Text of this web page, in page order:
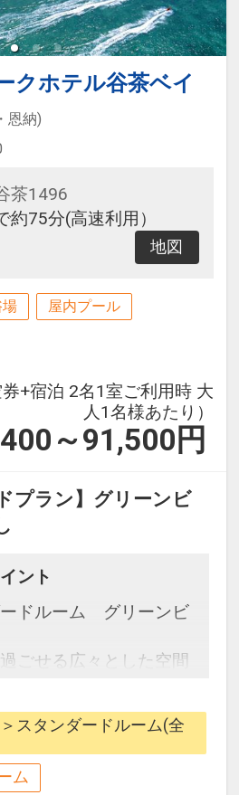
クホテル谷茶ベイ
恩納)
茶1496
75分(高速利用）
地図
場 屋内プール
券+宿泊 2名1室ご利用時 大
人1名様あたり）
～91,500 円
プラン】グリーンビ
ント
ードルーム グリーンビ
ごせる広々とした空間
～５歳）のお子様を対
使用料を設定し、朝
食（おとなの方のお食
スタンダードルーム(全
ム